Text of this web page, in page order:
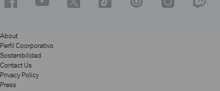
About
Perfil Coorporativo
Sostenibilidad
Contact Us
Privacy Policy
Press